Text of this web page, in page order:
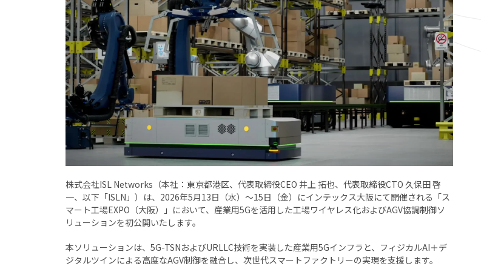
活用シーン
Smart Factory
Mobility
Smart Grid
Medical
新着情報
お問い合わせ
株式会社ISL Networks（本社：東京都港区、代表取締役CEO 井上 拓也、代表取締役CTO 久保田 啓
一、以下「ISLN」）は、2026年5月13日（水）～15日（金）にインテックス大阪にて開催される「ス
マート工場EXPO（大阪）」において、産業用5Gを活用した工場ワイヤレス化およびAGV協調制御ソ
リューションを初公開いたします。
本ソリューションは、5G-TSNおよびURLLC技術を実装した産業用5Gインフラと、フィジカルAI＋デ
ジタルツインによる高度なAGV制御を融合し、次世代スマートファクトリーの実現を支援します。